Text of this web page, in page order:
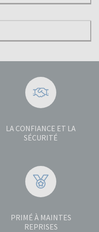
LA CONFIANCE ET LA
SÉCURITÉ
PRIMÉ À MAINTES
REPRISES